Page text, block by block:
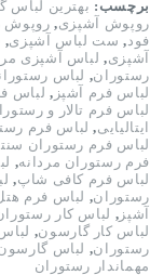
برچسب: بهترین لباس
روپوش آشپزی, روپوش
فود , ست لباس آشپزی,
آشپزی, لباس آشپزی
رستوران, لباس
لباس فرم آشپز , لباس
لباس فرم تالار و
ایتالیایی, لباس فرم
لباس فرم رستوران
فرم رستوران مردانه,
لباس فرم کافی شاپ,
رستوران, لباس فرم
آشپز , لباس کار
لباس کار گارسون,
رستوران, لباس
مهماندار رستوران